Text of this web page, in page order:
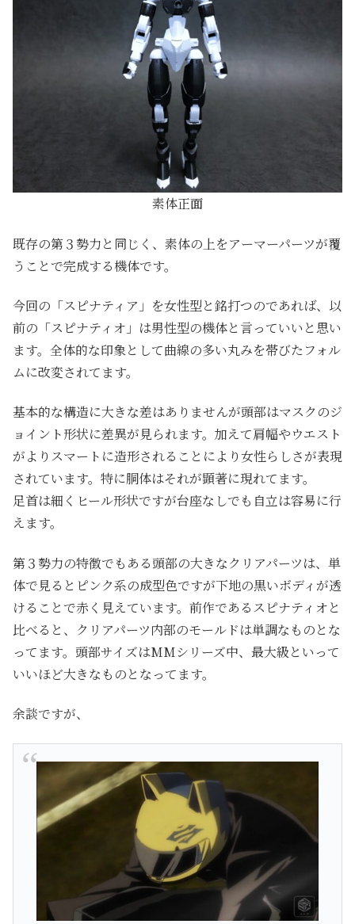
素体正面
既存の第３勢力と同じく、素体の上をアーマーパーツが覆
うことで完成する機体です。
今回の「スピナティア」を女性型と銘打つのであれば、以
前の「スピナティオ」は男性型の機体と言っていいと思い
ます。全体的な印象として曲線の多い丸みを帯びたフォル
ムに改変されてます。
基本的な構造に大きな差はありませんが頭部はマスクのジ
ョイント形状に差異が見られます。加えて肩幅やウエスト
がよりスマートに造形されることにより女性らしさが表現
されています。特に胴体はそれが顕著に現れてます。
足首は細くヒール形状ですが台座なしでも自立は容易に行
えます。
第３勢力の特徴でもある頭部の大きなクリアパーツは、単
体で見るとピンク系の成型色ですが下地の黒いボディが透
けることで赤く見えています。前作であるスピナティオと
比べると、クリアパーツ内部のモールドは単調なものとな
ってます。頭部サイズはMMシリーズ中、最大級といって
いいほど大きなものとなってます。
余談ですが、